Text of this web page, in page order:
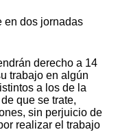
en dos jornadas
derecho a 14
trabajo en algún
a los de la
que se trate,
sin perjuicio de
realizar el trabajo